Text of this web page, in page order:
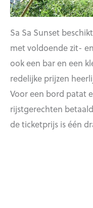
Sa Sa Sunset
met voldoende zit-
ook een bar en een
redelijke prijzen
Voor een bord patat
rijstgerechten
de ticketprijs is één